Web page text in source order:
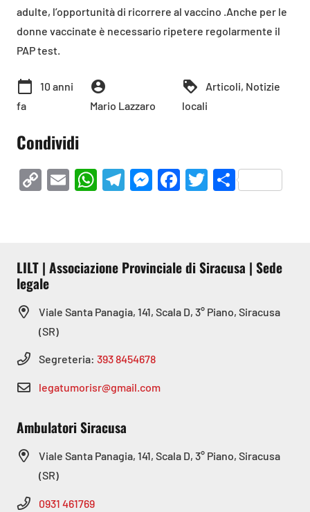
adulte, l’opportunità di ricorrere al vaccino .Anche per le
donne vaccinate è necessario ripetere regolarmente il
PAP test.
calendar_today
10 anni
fa
account_circle
Mario Lazzaro
loyalty Articoli, Notizie
locali
Condividi
CopyEmailWhatsApp
Telegram
Messenger
Facebook
Twitter
LILT | Associazione Provinciale di Siracusa | Sede
legale
Viale Santa Panagia, 141, Scala D, 3° Piano, Siracusa
(SR)
Segreteria: 393 8454678
legatumorisr@gmail.com
Ambulatori Siracusa
Viale Santa Panagia, 141, Scala D, 3° Piano, Siracusa
(SR)
0931 461769